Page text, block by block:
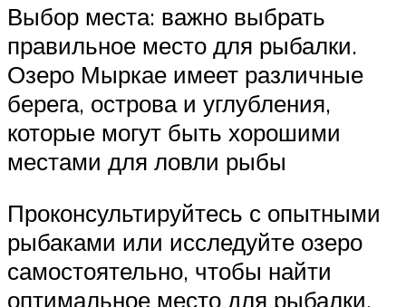
Выбор места: важно выбрать
правильное место для рыбалки.
Озеро Мыркае имеет различные
берега, острова и углубления,
которые могут быть хорошими
местами для ловли рыбы
Проконсультируйтесь с опытными
рыбаками или исследуйте озеро
самостоятельно, чтобы найти
оптимальное место для рыбалки.